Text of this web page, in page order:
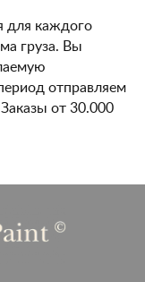
для каждого
груза. Вы
отправляем
от 30.000